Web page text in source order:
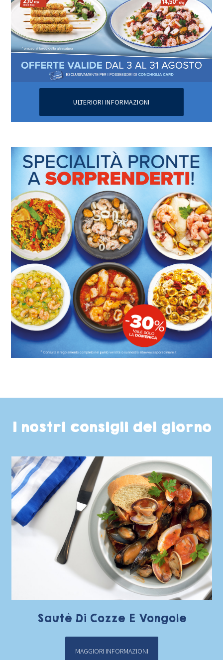
ULTERIORI INFORMAZIONI
I nostri consigli del giorno
Sautè Di Cozze E Vongole
MAGGIORI INFORMAZIONI